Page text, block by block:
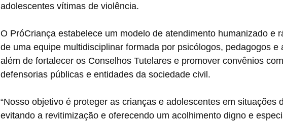
adolescentes vítimas de violência.
O PróCriança estabelece um modelo de atendimento humanizado e
de uma equipe multidisciplinar formada por psicólogos, pedagogos e
além de fortalecer os Conselhos Tutelares e promover convênios
defensorias públicas e entidades da sociedade civil.
“Nosso objetivo é proteger as crianças e adolescentes em situações
evitando a revitimização e oferecendo um acolhimento digno e